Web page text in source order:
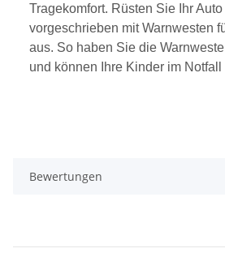
Tragekomfort. Rüsten Sie Ihr
vorgeschrieben mit Warnwesten
aus. So haben Sie die
und können Ihre Kinder im Notfall
Bewertungen